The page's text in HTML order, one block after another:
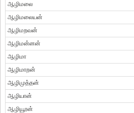
ஆழிமலை
ஆழிமலையன்
ஆழிமறவன்
ஆழிமன்னன்
ஆழிமா
ஆழிமாறன்
ஆழிமுத்தன்
ஆழியான்
ஆழியூரன்